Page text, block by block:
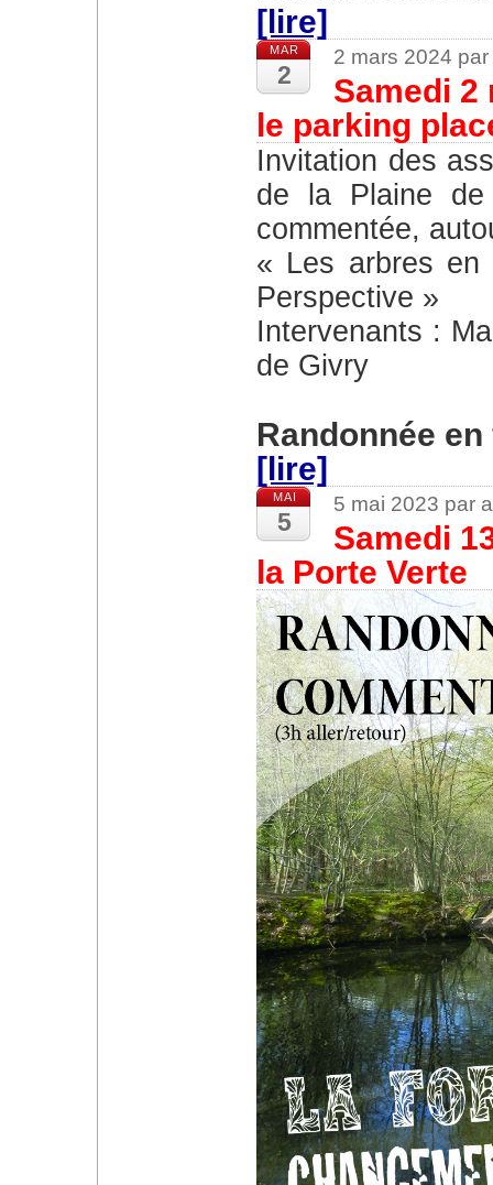
[lire]
MAR
2
2 mars 2024
Samedi 2
le parking
Invitation des associations Amis des forets et Amis
de la Plaine de
commentée,
« Les arbres
Perspective »
Intervenants :
de Givry
Randonnée
[lire]
MAI
5
5 mai 2023 par
Samedi
la Porte Verte